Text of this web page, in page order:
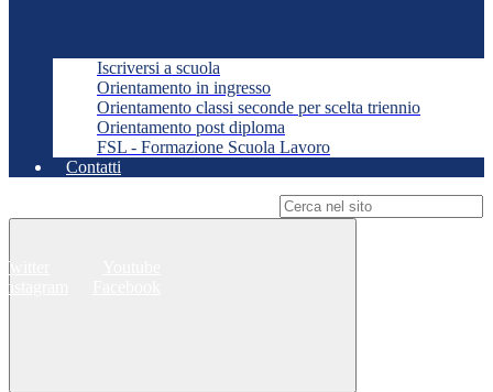
Iscriversi a scuola
Orientamento in ingresso
Orientamento classi seconde per scelta triennio
Orientamento post diploma
FSL - Formazione Scuola Lavoro
Contatti
Twitter
Instagram